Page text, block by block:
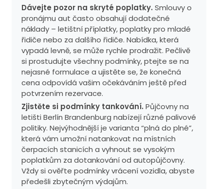
Dávejte pozor na skryté poplatky. Smlouvy o
pronájmu aut často obsahují dodatečné
náklady – letištní příplatky, poplatky pro mladé
řidiče nebo za dalšího řidiče. Nabídka, která
vypadá levně, se může rychle prodražit. Pečlivě
si prostudujte všechny podmínky, ptejte se na
nejasné formulace a ujistěte se, že konečná
cena odpovídá vašim očekáváním ještě před
potvrzením rezervace.
Zjistěte si podmínky tankování. Půjčovny na
letišti Berlín Brandenburg nabízejí různé palivové
politiky. Nejvýhodnější je varianta “plná do plné”,
která vám umožní natankovat na místních
čerpacích stanicích a vyhnout se vysokým
poplatkům za dotankování od autopůjčovny.
Vždy si ověřte podmínky vrácení vozidla, abyste
předešli zbytečným výdajům.